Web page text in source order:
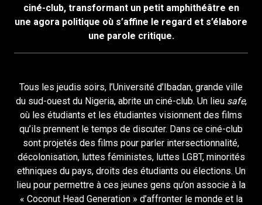
ciné-club, transformant un petit amphithéâtre en
une agora politique où s’affine le regard et s’élabore
une parole critique.
Tous les jeudis soirs, l’Université d’Ibadan, grande ville
du sud-ouest du Nigeria, abrite un ciné-club. Un lieu safe,
où les étudiants et les étudiantes visionnent des films
qu’ils prennent le temps de discuter. Dans ce ciné-club
sont projetés des films pour parler intersectionnalité,
décolonisation, luttes féministes, luttes LGBT, minorités
ethniques du pays, droits des étudiants ou élections. Un
lieu pour permettre à ces jeunes gens qu’on associe à la
« Coconut Head Generation » d’affronter le monde et la